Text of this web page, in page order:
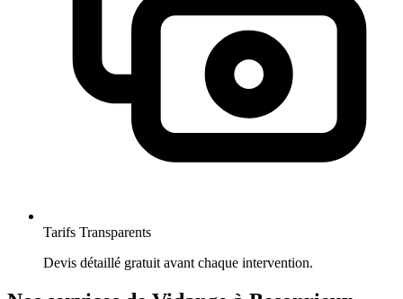
Tarifs Transparents
Devis détaillé gratuit avant chaque intervention.